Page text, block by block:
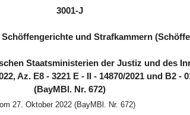
3001-J
und Strafkammern
Staatsministerien der Justiz und des
Az. E8 - 3221 E - II - 14870/2021 und B2 -
(BayMBl. Nr. 672)
27. Oktober 2022 (BayMBl. Nr. 672)